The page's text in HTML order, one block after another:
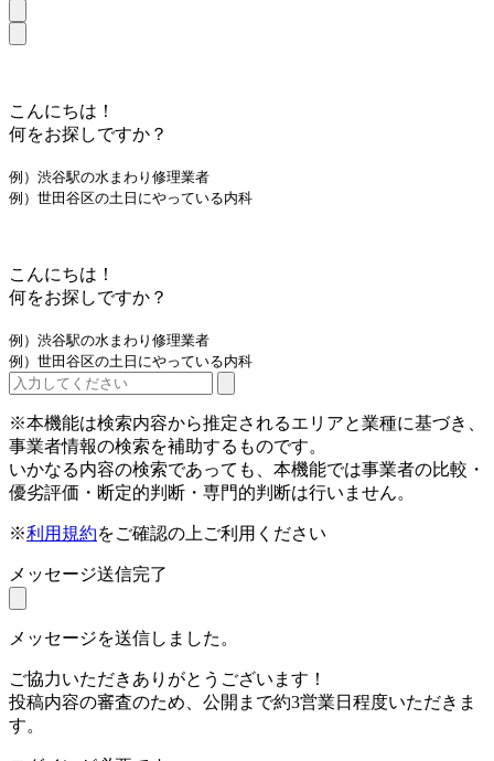
こんにちは！
何をお探しですか？
例）渋谷駅の水まわり修理業者
例）世田谷区の土日にやっている内科
こんにちは！
何をお探しですか？
例）渋谷駅の水まわり修理業者
例）世田谷区の土日にやっている内科
※本機能は検索内容から推定されるエリアと業種に基づき、
事業者情報の検索を補助するものです。
いかなる内容の検索であっても、本機能では事業者の比較・
優劣評価・断定的判断・専門的判断は行いません。
※利用規約をご確認の上ご利用ください
メッセージ送信完了
メッセージを送信しました。
ご協力いただきありがとうございます！
投稿内容の審査のため、公開まで約3営業日程度いただきま
す。